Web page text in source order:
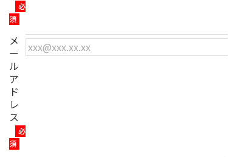
必
須
メ
ー
ル
ア
ド
レ
ス
必
須